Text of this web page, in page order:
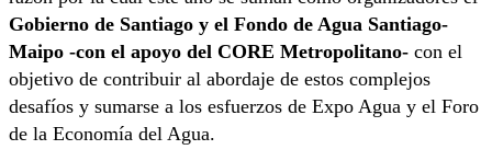
Gobierno de Santiago y el Fondo de Agua Santiago-
Maipo -con el apoyo del CORE Metropolitano- con el
objetivo de contribuir al abordaje de estos complejos
desafíos y sumarse a los esfuerzos de Expo Agua y el Foro
de la Economía del Agua.